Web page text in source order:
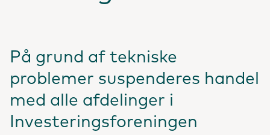
På grund af tekniske
problemer suspenderes handel
med alle afdelinger i
Investeringsforeningen